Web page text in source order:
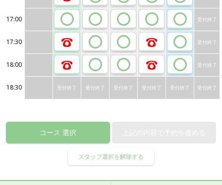
17:00 受付終了
17:30 受付終了
18:00 受付終了
18:30 受付終了 受付終了 受付終了 受付終了 受付終了 受付終了
コース 選択
スタッフ選択を解除する